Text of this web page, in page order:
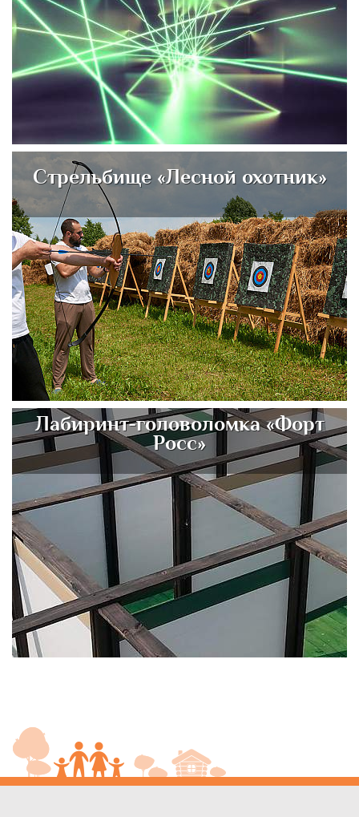
Стрельбище «Лесной охотник»
Лабиринт-головоломка «Форт
Росс»